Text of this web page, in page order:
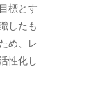
標とす
したも
め、レ
性化し